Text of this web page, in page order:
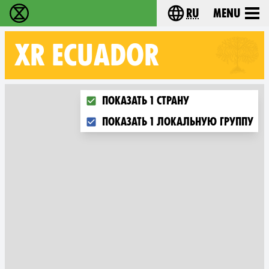
Extinction Rebellion - Home Choose your
ru Menu
XR ECUADOR
Choose what you want to display on
Показать 1 страну
Показать 1 локальную группу